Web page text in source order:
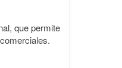
que permite